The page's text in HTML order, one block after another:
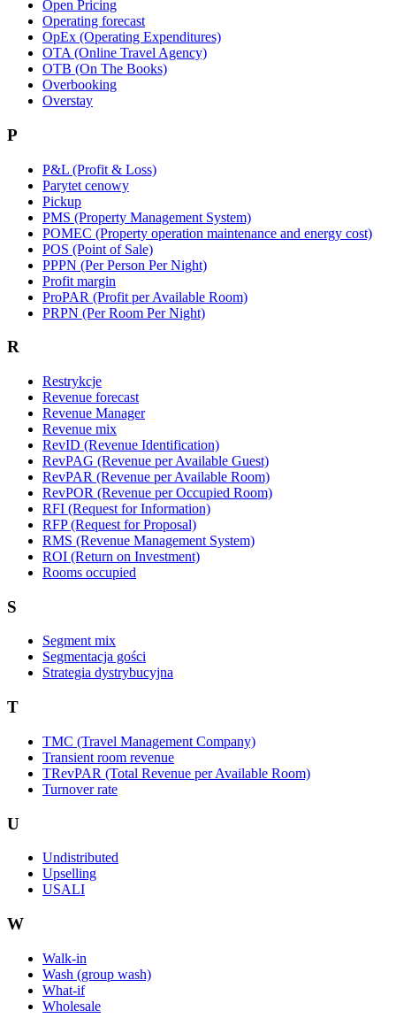
Open Pricing
Operating forecast
OpEx (Operating Expenditures)
OTA (Online Travel Agency)
OTB (On The Books)
Overbooking
Overstay
P
P&L (Profit & Loss)
Parytet cenowy
Pickup
PMS (Property Management System)
POMEC (Property operation maintenance and energy cost)
POS (Point of Sale)
PPPN (Per Person Per Night)
Profit margin
ProPAR (Profit per Available Room)
PRPN (Per Room Per Night)
R
Restrykcje
Revenue forecast
Revenue Manager
Revenue mix
RevID (Revenue Identification)
RevPAG (Revenue per Available Guest)
RevPAR (Revenue per Available Room)
RevPOR (Revenue per Occupied Room)
RFI (Request for Information)
RFP (Request for Proposal)
RMS (Revenue Management System)
ROI (Return on Investment)
Rooms occupied
S
Segment mix
Segmentacja gości
Strategia dystrybucyjna
T
TMC (Travel Management Company)
Transient room revenue
TRevPAR (Total Revenue per Available Room)
Turnover rate
U
Undistributed
Upselling
USALI
W
Walk-in
Wash (group wash)
What-if
Wholesale